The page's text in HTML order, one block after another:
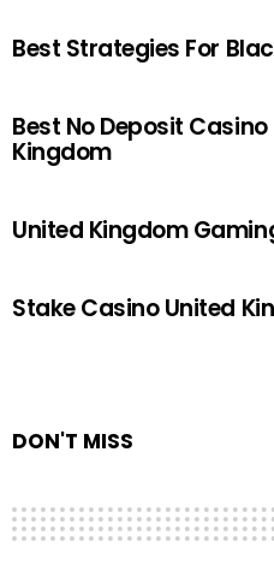
Best Strategies For
Best No Deposit
Kingdom
United Kingdom
Stake Casino United
DON'T MISS